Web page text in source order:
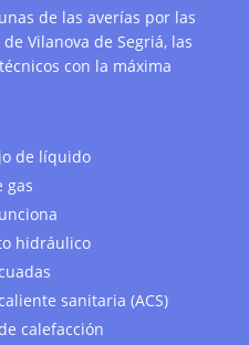
de las averías por las
Vilanova de Segriá, las
con la máxima
de líquido
gas
hidráulico
sanitaria (ACS)
calefacción